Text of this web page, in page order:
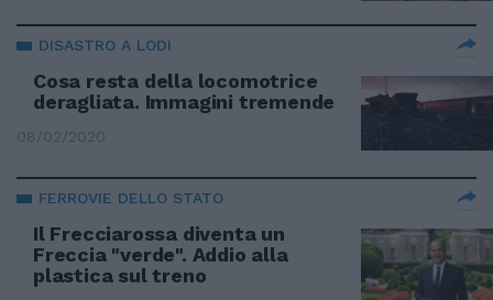
DISASTRO A LODI
Cosa resta della locomotrice
deragliata. Immagini tremende
08/02/2020
FERROVIE DELLO STATO
Il Frecciarossa diventa un
Freccia "verde". Addio alla
plastica sul treno